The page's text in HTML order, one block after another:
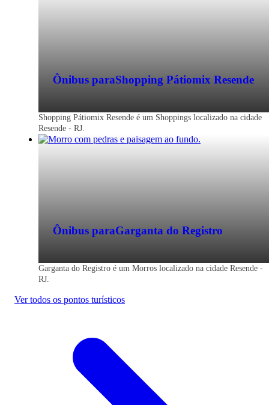
Ônibus paraShopping Pátiomix Resende
Shopping Pátiomix Resende é um Shoppings localizado na cidade
Resende - RJ.
Ônibus paraGarganta do Registro
Garganta do Registro é um Morros localizado na cidade Resende -
RJ.
Ver todos os pontos turísticos